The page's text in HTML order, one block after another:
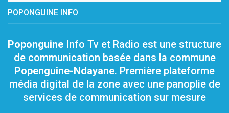
POPONGUINE INFO
Poponguine Info Tv et Radio est une structure
de communication basée dans la commune
Popenguine-Ndayane. Première plateforme
média digital de la zone avec une panoplie de
services de communication sur mesure